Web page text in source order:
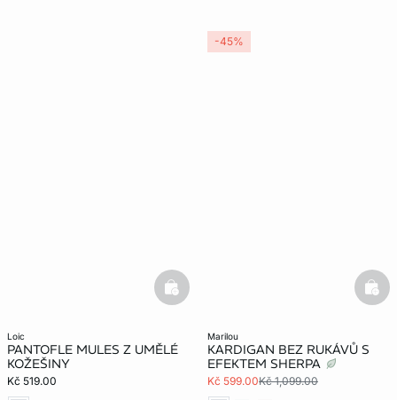
loic
PANTOFLE MULES Z UMĚLÉ
KOŽEŠINY
Kč 519.00
basketfull
marilou
KARDIGAN BEZ RUKÁVŮ S
EFEKTEM SHERPA
Kč 599.00Kč 1,099.00
-45%